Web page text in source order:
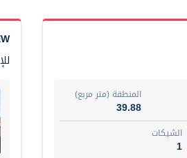
المنطقة (متر مربع)
39.88
الشيكات
1